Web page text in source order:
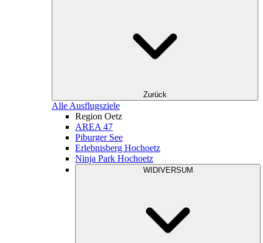
Zurück
Alle Ausflugsziele
Region Oetz
AREA 47
Piburger See
Erlebnisberg Hochoetz
Ninja Park Hochoetz
WIDIVERSUM